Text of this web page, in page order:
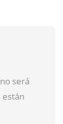
será
están